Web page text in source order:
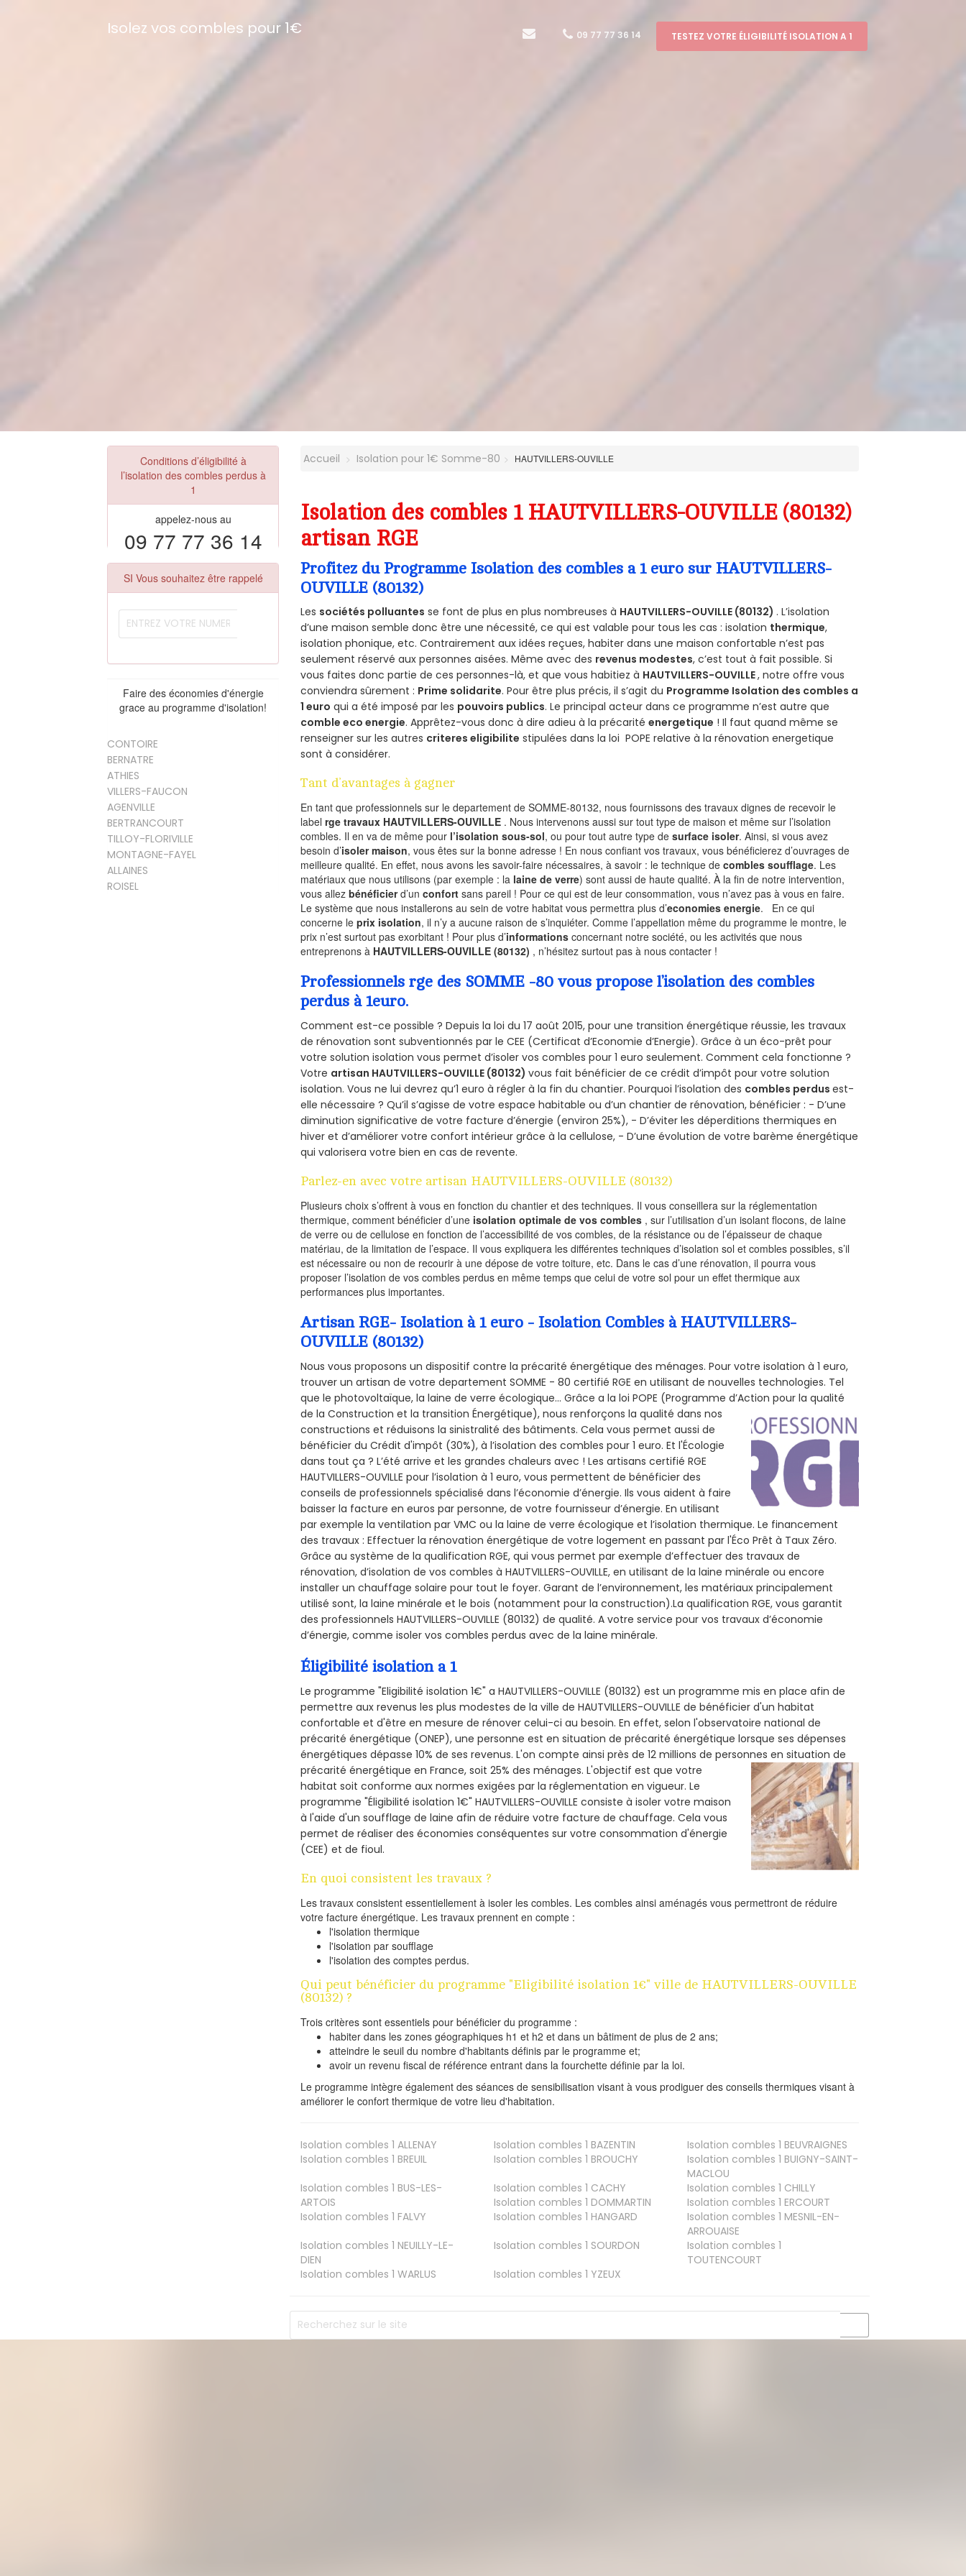
Isolez vos combles pour 1€ 09 77 77 36 14 TESTEZ VOTRE ÉLIGIBILITÉ ISOLATION A 1
Conditions d’éligibilité à
l’isolation des combles perdus à
1
appelez-nous au
09 77 77 36 14
SI Vous souhaitez être rappelé
Faire des économies d'énergie
grace au programme d'isolation!
CONTOIRE
BERNATRE
ATHIES
VILLERS-FAUCON
AGENVILLE
BERTRANCOURT
TILLOY-FLORIVILLE
MONTAGNE-FAYEL
ALLAINES
ROISEL
Accueil Isolation pour 1€ Somme-80 HAUTVILLERS-OUVILLE
Isolation des combles 1 HAUTVILLERS-OUVILLE (80132)
artisan RGE
Profitez du Programme Isolation des combles a 1 euro sur HAUTVILLERS-
OUVILLE (80132)
Les sociétés polluantes se font de plus en plus nombreuses à HAUTVILLERS-OUVILLE (80132) . L’isolation
d’une maison semble donc être une nécessité, ce qui est valable pour tous les cas : isolation thermique,
isolation phonique, etc. Contrairement aux idées reçues, habiter dans une maison confortable n’est pas
seulement réservé aux personnes aisées. Même avec des revenus modestes, c’est tout à fait possible. Si
vous faites donc partie de ces personnes-là, et que vous habitiez à HAUTVILLERS-OUVILLE, notre offre vous
conviendra sûrement : Prime solidarite. Pour être plus précis, il s’agit du Programme Isolation des combles a
1 euro qui a été imposé par les pouvoirs publics. Le principal acteur dans ce programme n’est autre que
comble eco energie. Apprêtez-vous donc à dire adieu à la précaritéenergetique ! Il faut quand même se
renseigner sur les autres criteres eligibilite stipulées dans la loi POPE relative à la rénovation energetique
sont à considérer.
Tant d’avantages à gagner
En tant que professionnels sur le departement de SOMME-80132, nous fournissons des travaux dignes de recevoir le
labelrge travaux HAUTVILLERS-OUVILLE . Nous intervenons aussi sur tout type de maison et même sur l’isolation
combles. Il en va de même pour l’isolation sous-sol, ou pour tout autre type desurface isoler. Ainsi, si vous avez
besoin d’isoler maison, vous êtes sur la bonne adresse ! En nous confiant vos travaux, vous bénéficierez d’ouvrages de
meilleure qualité. En effet, nous avons les savoir-faire nécessaires, à savoir : le technique decombles soufflage. Les
matériaux que nous utilisons (par exemple : la laine de verre) sont aussi de haute qualité. À la fin de notre intervention,
vous allezbénéficierd’unconfort sans pareil ! Pour ce qui est de leur consommation, vous n’avez pas à vous en faire.
Le système que nous installerons au sein de votre habitat vous permettra plus d’economies energie. En ce qui
concerne leprix isolation, il n’y a aucune raison de s’inquiéter. Comme l’appellation même du programme le montre, le
prix n’est surtout pas exorbitant ! Pour plus d’informations concernant notre société, ou les activités que nous
entreprenons à HAUTVILLERS-OUVILLE (80132) , n’hésitez surtout pas à nous contacter !
Professionnels rge des SOMME -80 vous propose l’isolation des combles
perdus à 1euro.
Comment est-ce possible ? Depuis la loi du 17 août 2015, pour une transition énergétique réussie, les travaux
de rénovation sont subventionnés par le CEE (Certificat d’Economie d’Energie). Grâce à un éco-prêt pour
votre solution isolation vous permet d’isoler vos combles pour 1 euro seulement. Comment cela fonctionne ?
Votre artisan HAUTVILLERS-OUVILLE (80132)vous fait bénéficier de ce crédit d’impôt pour votre solution
isolation. Vous ne lui devrez qu’1 euro à régler à la fin du chantier. Pourquoi l’isolation des combles perdusest-
elle nécessaire ? Qu’il s’agisse de votre espace habitable ou d’un chantier de rénovation, bénéficier : - D’une
diminution significative de votre facture d’énergie (environ 25%), - D’éviter les déperditions thermiques en
hiver et d’améliorer votre confort intérieur grâce à la cellulose, - D’une évolution de votre barème énergétique
qui valorisera votre bien en cas de revente.
Parlez-en avec votre artisan HAUTVILLERS-OUVILLE (80132)
Plusieurs choix s’offrent à vous en fonction du chantier et des techniques. Il vous conseillera sur la réglementation
thermique, comment bénéficier d’une isolation optimale de vos combles , sur l’utilisation d’un isolant flocons, de laine
de verre ou de cellulose en fonction de l’accessibilité de vos combles, de la résistance ou de l’épaisseur de chaque
matériau, de la limitation de l’espace. Il vous expliquera les différentes techniques d’isolation sol et combles possibles, s’il
est nécessaire ou non de recourir à une dépose de votre toiture, etc. Dans le cas d’une rénovation, il pourra vous
proposer l’isolation de vos combles perdus en même temps que celui de votre sol pour un effet thermique aux
performances plus importantes.
Artisan RGE- Isolation à 1 euro - Isolation Combles à HAUTVILLERS-
OUVILLE (80132)
Nous vous proposons un dispositif contre la précarité énergétique des ménages. Pour votre isolation à 1 euro,
trouver un artisan de votre departement SOMME - 80 certifié RGE en utilisant de nouvelles technologies. Tel
que le photovoltaïque, la laine de verre écologique... Grâce a la loi POPE (Programme d’Action pour la qualité
de la Construction et la transition Énergétique), nous renforçons la qualité dans nos
constructions et réduisons la sinistralité des bâtiments. Cela vous permet aussi de
bénéficier du Crédit d'impôt (30%), à l’isolation des combles pour 1 euro. Et l'Écologie
dans tout ça ? L’été arrive et les grandes chaleurs avec ! Les artisans certifié RGE
HAUTVILLERS-OUVILLE pour l’isolation à 1 euro, vous permettent de bénéficier des
conseils de professionnels spécialisé dans l’économie d’énergie. Ils vous aident à faire
baisser la facture en euros par personne, de votre fournisseur d’énergie. En utilisant
par exemple la ventilation par VMC ou la laine de verre écologique et l’isolation thermique. Le financement
des travaux : Effectuer la rénovation énergétique de votre logement en passant par l'Éco Prêt à Taux Zéro.
Grâce au système de la qualification RGE, qui vous permet par exemple d’effectuer des travaux de
rénovation, d’isolation de vos combles à HAUTVILLERS-OUVILLE, en utilisant de la laine minérale ou encore
installer un chauffage solaire pour tout le foyer. Garant de l’environnement, les matériaux principalement
utilisé sont, la laine minérale et le bois (notamment pour la construction).La qualification RGE, vous garantit
des professionnels HAUTVILLERS-OUVILLE (80132) de qualité. A votre service pour vos travaux d’économie
d’énergie, comme isoler vos combles perdus avec de la laine minérale.
Éligibilité isolation a 1
Le programme "Eligibilité isolation 1€" a HAUTVILLERS-OUVILLE (80132) est un programme mis en place afin de
permettre aux revenus les plus modestes de la ville de HAUTVILLERS-OUVILLE de bénéficier d'un habitat
confortable et d'être en mesure de rénover celui-ci au besoin. En effet, selon l'observatoire national de
précarité énergétique (ONEP), une personne est en situation de précarité énergétique lorsque ses dépenses
énergétiques dépasse 10% de ses revenus. L'on compte ainsi près de 12 millions de personnes en situation de
précarité énergétique en France, soit 25% des ménages.L'objectif est que votre
habitat soit conforme aux normes exigées par la réglementation en vigueur. Le
programme "Éligibilité isolation 1€" HAUTVILLERS-OUVILLE consiste à isoler votre maison
à l'aide d'un soufflage de laine afin de réduire votre facture de chauffage. Cela vous
permet de réaliser des économies conséquentes sur votre consommation d'énergie
(CEE) et de fioul.
En quoi consistent les travaux ?
Les travaux consistent essentiellement à isoler les combles. Les combles ainsi aménagés vous permettront de réduire
votre facture énergétique. Les travaux prennent en compte :
l'isolation thermique
l'isolation par soufflage
l'isolation des comptes perdus.
Qui peut bénéficier du programme "Eligibilité isolation 1€" ville de HAUTVILLERS-OUVILLE
(80132) ?
Trois critères sont essentiels pour bénéficier du programme :
habiter dans les zones géographiques h1 et h2 et dans un bâtiment de plus de 2 ans;
atteindre le seuil du nombre d'habitants définis par le programme et;
avoir un revenu fiscal de référence entrant dans la fourchette définie par la loi.
Le programme intègre également des séances de sensibilisation visant à vous prodiguer des conseils thermiques visant à
améliorer le confort thermique de votre lieu d'habitation.
Isolation combles 1 ALLENAY Isolation combles 1 BAZENTIN Isolation combles 1 BEUVRAIGNES
Isolation combles 1 BREUIL Isolation combles 1 BROUCHY Isolation combles 1 BUIGNY-SAINT-
MACLOU
Isolation combles 1 BUS-LES-
ARTOIS
Isolation combles 1 CACHY Isolation combles 1 CHILLY
Isolation combles 1 DOMMARTIN Isolation combles 1 ERCOURT
Isolation combles 1 FALVY Isolation combles 1 HANGARD Isolation combles 1 MESNIL-EN-
ARROUAISE
Isolation combles 1 NEUILLY-LE-
DIEN
Isolation combles 1 SOURDON
Isolation combles 1
TOUTENCOURT
Isolation combles 1 WARLUS Isolation combles 1 YZEUX